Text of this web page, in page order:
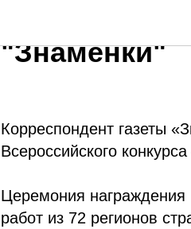
Московские
"Знаменки"
Корреспондент газеты
Всероссийского
Церемония
работ из 72 регионов